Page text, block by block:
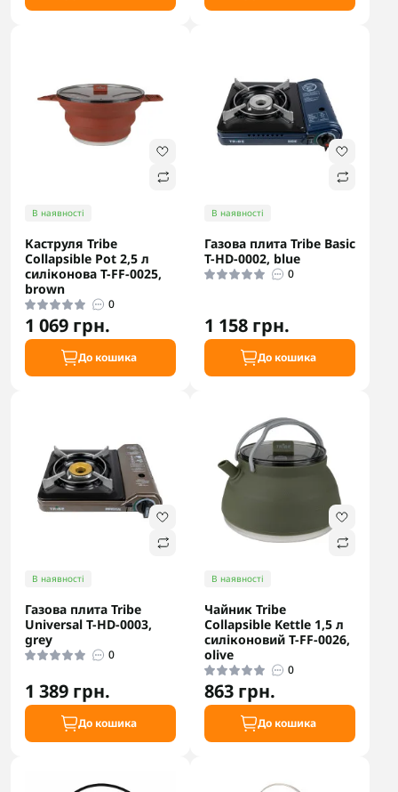
В наявності
Каструля Tribe
Collapsible Pot 2,5 л
силіконова T-FF-0025,
brown
0
1 069 грн.
До кошика
В наявності
Газова плита Tribe Basic
T-HD-0002, blue
0
1 158 грн.
До кошика
В наявності
Газова плита Tribe
Universal T-HD-0003,
grey
0
1 389 грн.
До кошика
В наявності
Чайник Tribe
Collapsible Kettle 1,5 л
силіконовий T-FF-0026,
olive
0
863 грн.
До кошика